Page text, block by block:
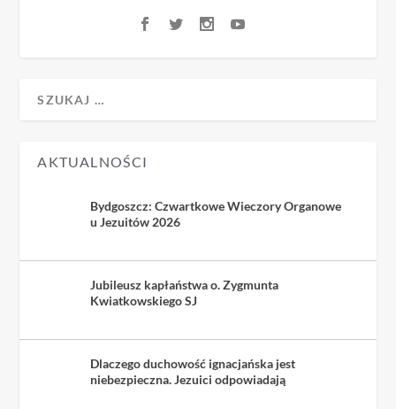
AKTUALNOŚCI
Bydgoszcz: Czwartkowe Wieczory Organowe
u Jezuitów 2026
Jubileusz kapłaństwa o. Zygmunta
Kwiatkowskiego SJ
Dlaczego duchowość ignacjańska jest
niebezpieczna. Jezuici odpowiadają